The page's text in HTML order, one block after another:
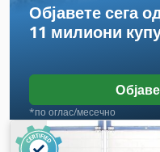
Објавете сега
11 милиони
*по оглас/месечно